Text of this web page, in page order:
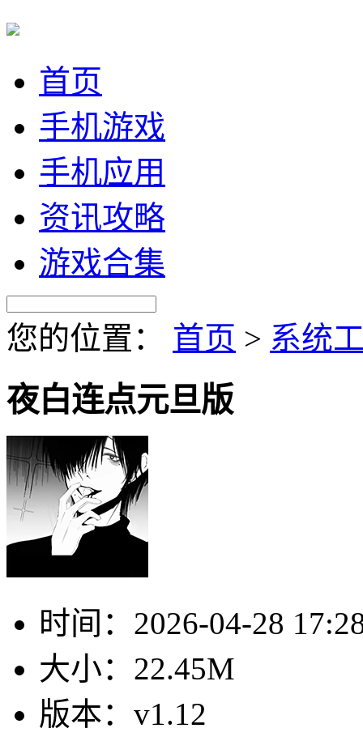
首页
手机游戏
手机应用
资讯攻略
游戏合集
您的位置： 首页 > 系统
夜白连点元旦版
时间： 2026-04-28
大小： 22.45M
版本： v1.12